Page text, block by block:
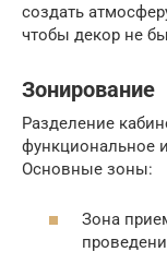
создать
чтобы декор не
Зонирование
Разделение
функциональное
Основные зоны:
Зона